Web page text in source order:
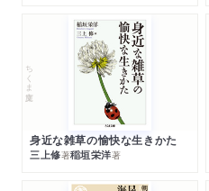
ちくま文庫
身近な雑草の愉快な生きかた
三上修著稲垣栄洋著